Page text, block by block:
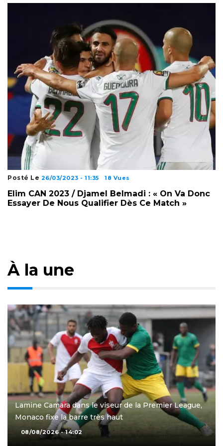
Posté Le 26/03/2023 - 11:35 18 Vues
Elim CAN 2023 / Djamel Belmadi : « On Va Donc
Essayer De Nous Qualifier Dès Ce Match »
À la une
Lamine Camara dans le viseur de la Premier League,
Monaco fixe la barre très haut
08/08/2026 - 14:02